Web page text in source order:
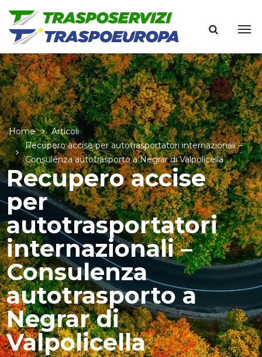
Home
Articoli
Recupero accise per autotrasportatori internazionali –
Consulenza autotrasporto a Negrar di Valpolicella
Recupero accise
per
autotrasportatori
internazionali –
Consulenza
autotrasporto a
Negrar di
Valpolicella